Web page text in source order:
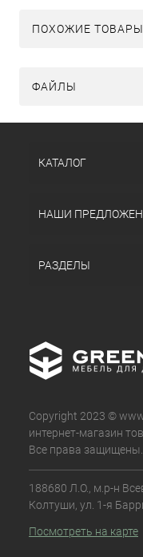
ПОХОЖИЕ ТОВАРЫ
ФАЙЛЫ
КАТАЛОГ
НАШИ
РАЗДЕЛЫ
Copyright 2023 ©
интернет-магазин
Все права защищены.
188680 Л.О., м.р-н
Колтуши, ул. 1-я
Посмотреть на карте